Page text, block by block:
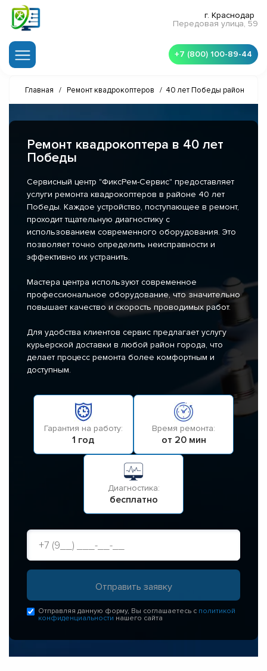
г. Краснодар
Передовая улица, 59
+7 (800) 100-89-44
Главная / Ремонт квадрокоптеров / 40 лет Победы район
Ремонт квадрокоптера в 40 лет
Победы
Сервисный центр "ФиксРем-Сервис" предоставляет
услуги ремонта квадрокоптеров в районе 40 лет
Победы. Каждое устройство, поступающее в ремонт,
проходит тщательную диагностику с
использованием современного оборудования. Это
позволяет точно определить неисправности и
эффективно их устранить.
Мастера центра используют современное
профессиональное оборудование, что значительно
повышает качество и скорость проводимых работ.
Для удобства клиентов сервис предлагает услугу
курьерской доставки в любой район города, что
делает процесс ремонта более комфортным и
доступным.
Гарантия на работу:
1 год
Время ремонта:
от 20 мин
Диагностика:
бесплатно
Отправляя данную форму, Вы соглашаетесь с политикой
конфиденциальности нашего сайта